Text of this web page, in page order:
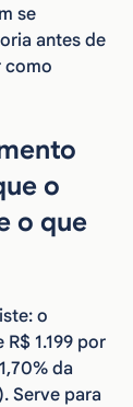
se
antes de
como
o
o que
o
1.199 por
da
Serve para